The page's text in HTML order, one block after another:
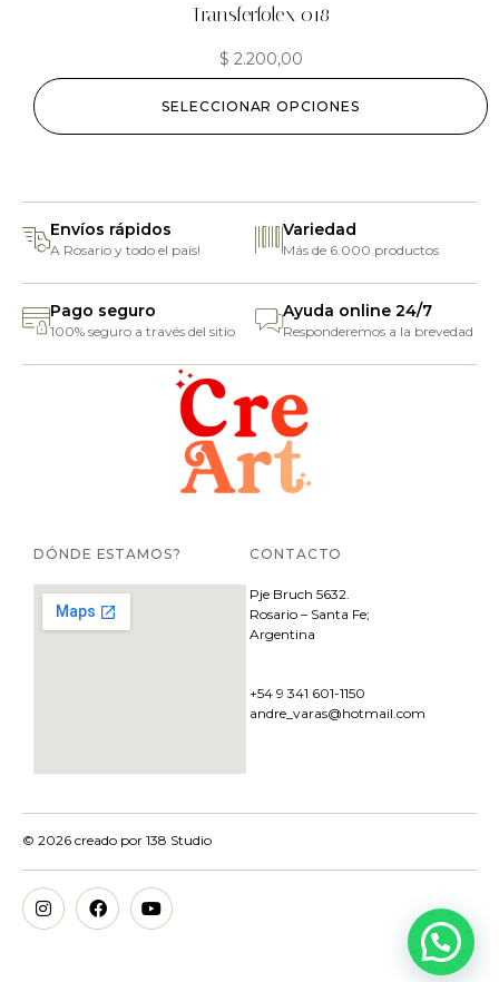
Transferfolex 018
$ 2.200,00
SELECCIONAR OPCIONES
Envíos rápidos
A Rosario y todo el país!
Variedad
Más de 6.000 productos
Pago seguro
100% seguro a través del sitio
Ayuda online 24/7
Responderemos a la brevedad
DÓNDE ESTAMOS? CONTACTO
Pje Bruch 5632.
Rosario – Santa Fe;
Argentina
+54 9 341 601-1150
andre_varas@hotmail.com
© 2026 creado por 138 Studio